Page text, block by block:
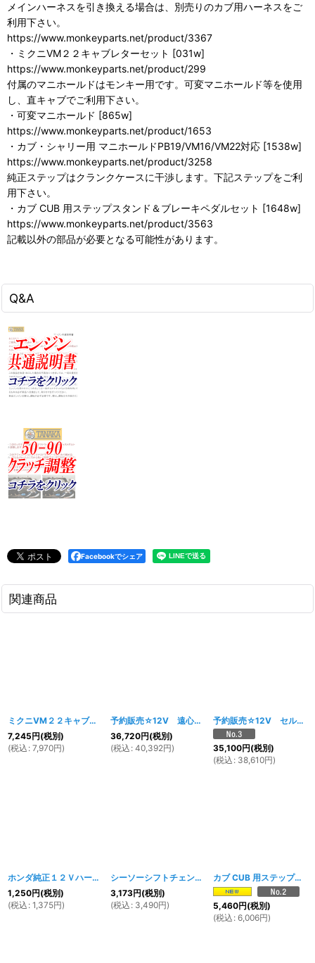
メインハーネスを引き換える場合は、別売りのカブ用ハーネスをご
利用下さい。
https://www.monkeyparts.net/product/3367
・ミクニVM２２キャブレターセット [031w]
https://www.monkeyparts.net/product/299
付属のマニホールドはモンキー用です。可変マニホールド等を使用
し、直キャブでご利用下さい。
・可変マニホールド [865w]
https://www.monkeyparts.net/product/1653
・カブ・シャリー用 マニホールドPB19/VM16/VM22対応 [1538w]
https://www.monkeyparts.net/product/3258
純正ステップはクランクケースに干渉します。下記ステップをご利
用下さい。
・カブ CUB 用ステップスタンド＆ブレーキペダルセット [1648w]
https://www.monkeyparts.net/product/3563
記載以外の部品が必要となる可能性があります。
Q&A
Facebookでシェア
関連商品
ミクニVM２２キャブレターセット [031w]
7,245円(税別)
(税込 : 7,970円)
予約販売☆12V 遠心クラッチ90ccエンジンキット
36,720円(税別)
(税込 : 40,392円)
予約販売☆12V セル付遠心クラッチ 50CCエンジン
35,100円(税別)
(税込 : 38,610円)
ホンダ純正１２Ｖハーネス接続用中継コネクタ （カプラー・ハーネス） [
1,250円(税別)
(税込 : 1,375円)
シーソーシフトチェンジペダル [1247w]
3,173円(税別)
(税込 : 3,490円)
カブ CUB 用ステップスタンド＆ブレーキペダルセット
5,460円(税別)
(税込 : 6,006円)